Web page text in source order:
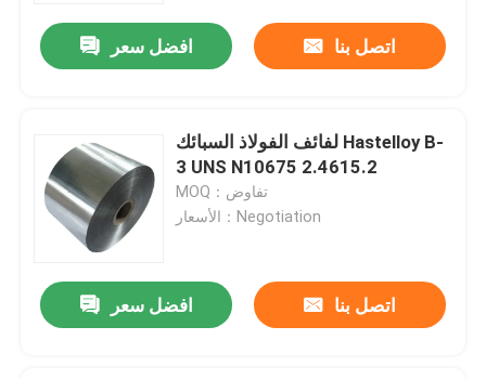
حول بنا
إتصال
المنتجات
افضل سعر اتصل بنا
لفائف الفولاذ السبائك Hastelloy B-
3 UNS N10675 2.4615.2
MOQ：تفاوض
الأسعار：Negotiation
افضل سعر اتصل بنا